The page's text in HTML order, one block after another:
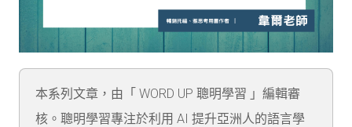
本系列文章，由「 WORD UP 聰明學習 」編輯審
核。聰明學習專注於利用 AI 提升亞洲人的語言學